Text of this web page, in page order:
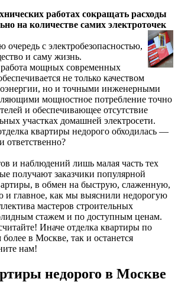
работах сокращать расходы
на количестве самих электроточек
очередь с электробезопасностью,
и саму жизнь.
работа мощных современных
не только качеством
но и точными инженерными
мощностное потребление точно
и обеспечивающее отсутствие
участках домашней электросети.
квартиры недорого обходилась —
ответственно?
и наблюдений лишь малая часть тех
получают заказчики популярной
в обмен на быструю, слаженную,
и главное, как мы выяснили недорогую
мастеров строительных
стажем и по доступным ценам.
Иначе отделка квартиры по
в Москве, так и останется
нам!
недорого в Москве